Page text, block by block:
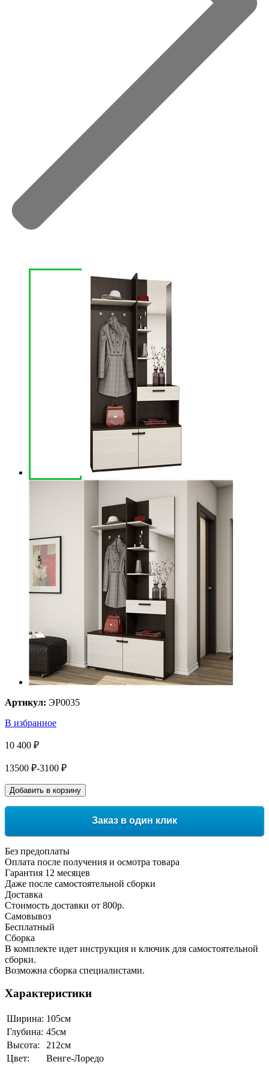
Артикул: ЭР0035
В избранное
10 400 ₽
13500 ₽-3100 ₽
Добавить в корзину
Заказ в один клик
Без предоплаты
Оплата после получения и осмотра товара
Гарантия 12 месяцев
Даже после самостоятельной сборки
Доставка
Стоимость доставки от 800р.
Самовывоз
Бесплатный
Сборка
В комплекте идет инструкция и ключик для самостоятельной
сборки.
Возможна сборка специалистами.
Характеристики
Ширина: 105см
Глубина: 45см
Высота:
212см
Цвет:
Венге-Лоредо